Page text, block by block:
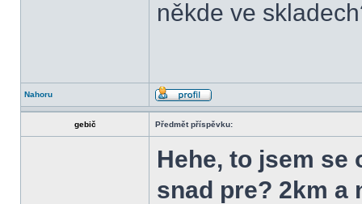
někde ve
Nahoru
gebič Předmět příspěvku:
Hehe, to jsem se
snad pre? 2km a